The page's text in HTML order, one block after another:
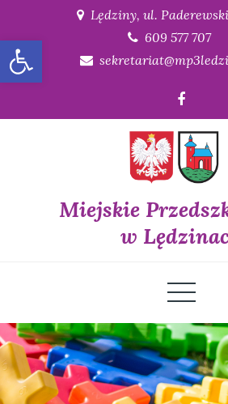
Open toolbar
content
Lędziny, ul.
609 577 707
Miejskie
w